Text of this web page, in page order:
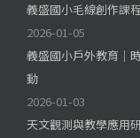
義盛國小毛線創作課
2026-01-05
義盛國小戶外教育｜
動
2026-01-03
天文觀測與教學應用